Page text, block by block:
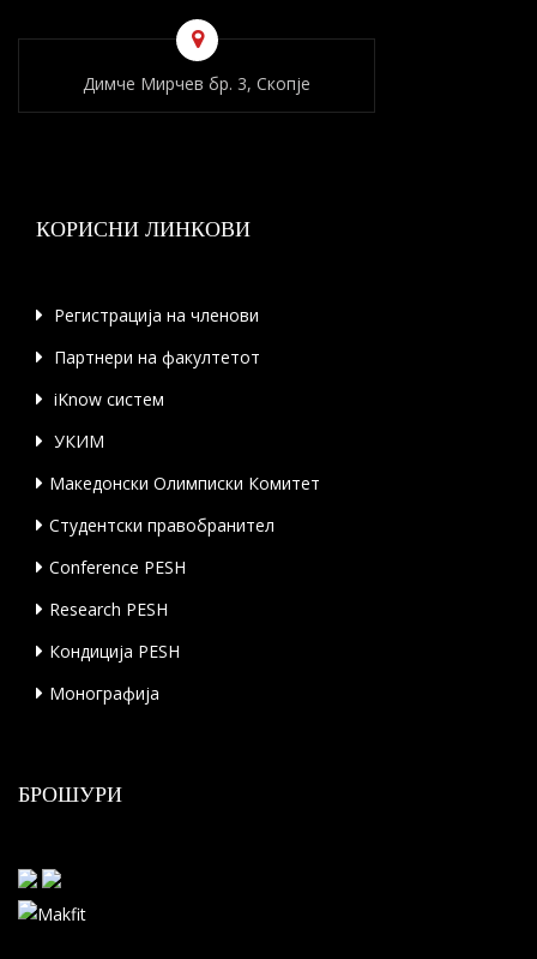
Димче Мирчев бр. 3, Скопје
КОРИСНИ ЛИНКОВИ
Регистрација на членови
Партнери на факултетот
iKnow систем
УКИМ
Македонски Олимписки Комитет
Студентски правобранител
Conference PESH
Research PESH
Кондиција PESH
Монографија
БРОШУРИ